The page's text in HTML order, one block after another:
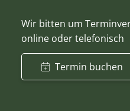
Wir bitten um
online oder telefonisch
Termin buchen